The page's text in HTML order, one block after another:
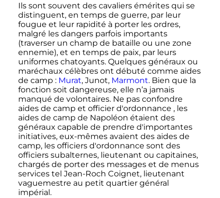
Ils sont souvent des cavaliers émérites qui se
distinguent, en temps de guerre, par leur
fougue et leur rapidité à porter les ordres,
malgré les dangers parfois importants
(traverser un champ de bataille ou une zone
ennemie), et en temps de paix, par leurs
uniformes chatoyants. Quelques généraux ou
maréchaux célèbres ont débuté comme aides
de camp : Murat, Junot, Marmont. Bien que la
fonction soit dangereuse, elle n’a jamais
manqué de volontaires. Ne pas confondre
aides de camp et officier d'ordonnance , les
aides de camp de Napoléon étaient des
généraux capable de prendre d'importantes
initiatives, eux-mêmes avaient des aides de
camp, les officiers d'ordonnance sont des
officiers subalternes, lieutenant ou capitaines,
chargés de porter des messages et de menus
services tel Jean-Roch Coignet, lieutenant
vaguemestre au petit quartier général
impérial.